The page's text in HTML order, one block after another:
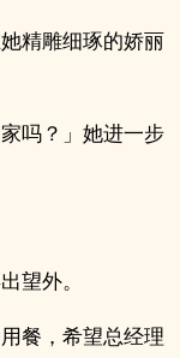
精雕细琢的娇丽
吗？」她进一步
望外。
餐，希望总经理